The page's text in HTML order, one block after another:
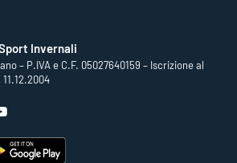
Invernali
– P.IVA e C.F. 05027640159 – Iscrizione al